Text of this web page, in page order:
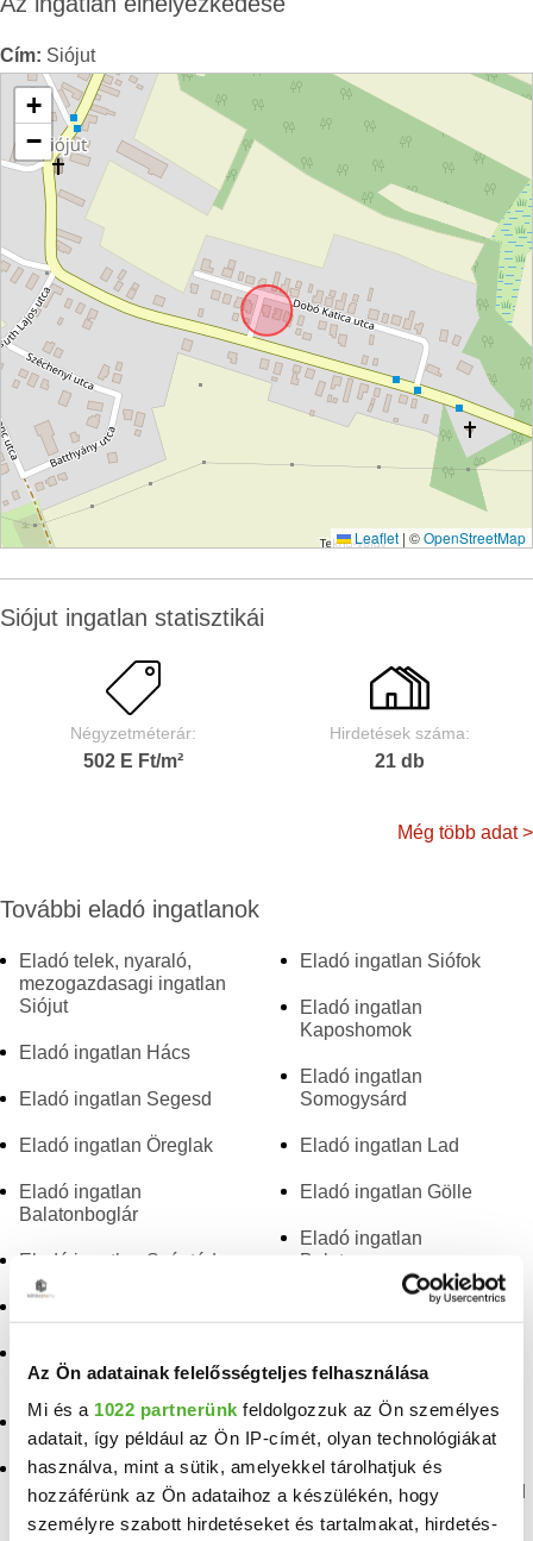
Az Ön adatainak felelősségteljes felhasználása
Mi és a 1022 partnerünk feldolgozzuk az Ön személyes
adatait, így például az Ön IP-címét, olyan technológiákat
használva, mint a sütik, amelyekkel tárolhatjuk és
hozzáférünk az Ön adataihoz a készülékén, hogy
személyre szabott hirdetéseket és tartalmakat, hirdetés-
Cím: Siójut
+
−
Leaflet | ©OpenStreetMap
Siójut ingatlan statisztikái
Négyzetméterár:
502 E Ft/m²
Hirdetések száma:
21 db
Még több adat >
További eladó ingatlanok
Eladó telek, nyaraló,
mezogazdasagi ingatlan
Siójut
Eladó ingatlan Hács
Eladó ingatlan Segesd
Eladó ingatlan Öreglak
Eladó ingatlan
Balatonboglár
Eladó ingatlan Szántód
Balatonszentgyörgy
Eladó ingatlan Babócsa
Eladó ingatlan
Bábonymegyer
Eladó ingatlan Siófok
Eladó ingatlan
Kaposhomok
Eladó ingatlan
Somogysárd
Eladó ingatlan Lad
Eladó ingatlan Gölle
Eladó ingatlan
Balatonszemes
Eladó ingatlan Mosdós
Nagycsepely
Eladó ingatlan
Csokonyavisonta
Eladó ingatlan Kisasszond